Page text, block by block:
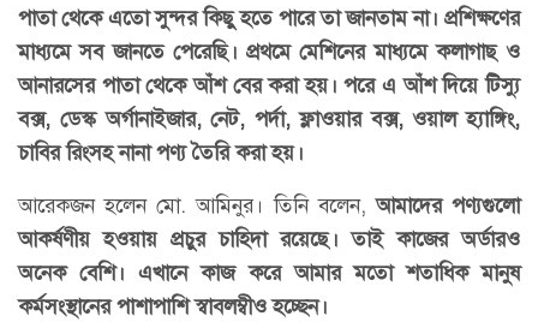
পাতা থেকে এতো সুন্দর কিছু হতে পারে তা জানতাম না। প্রশিক্ষণের
মাধ্যমে সব জানতে পেরেছি। প্রথমে মেশিনের মাধ্যমে কলাগাছ ও
আনারসের পাতা থেকে আঁশ বের করা হয়। পরে এ আঁশ দিয়ে টিস্যু
বক্স, ডেস্ক অর্গানাইজার, নেট, পর্দা, ফ্লাওয়ার বক্স, ওয়াল হ্যাঙ্গিং,
চাবির রিংসহ নানা পণ্য তৈরি করা হয়।
আরেকজন হলেন মো. আমিনুর। তিনি বলেন,আমাদের পণ্যগুলো
আকর্ষণীয় হওয়ায় প্রচুর চাহিদা রয়েছে। তাই কাজের অর্ডারও
অনেক বেশি। এখানে কাজ করে আমার মতো শতাধিক মানুষ
কর্মসংস্থানের পাশাপাশি স্বাবলম্বীও হচ্ছেন।